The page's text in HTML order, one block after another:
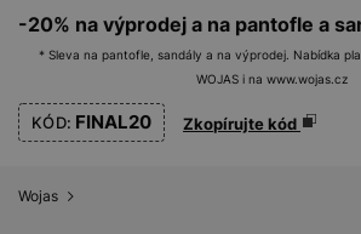
-20% na výprodej a na pantofle a
* Sleva na pantofle, sandály a na výprodej. Nabídka
WOJAS i na www.wojas.cz
KÓD: FINAL20 Zkopírujte kód
Wojas